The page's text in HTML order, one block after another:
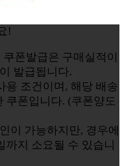
!
폰발급은 구매실적이
발급됩니다.
용 조건이며, 해당 배송
쿠폰입니다. (쿠폰양도
이 가능하지만, 경우에
까지 소요될 수 있습니